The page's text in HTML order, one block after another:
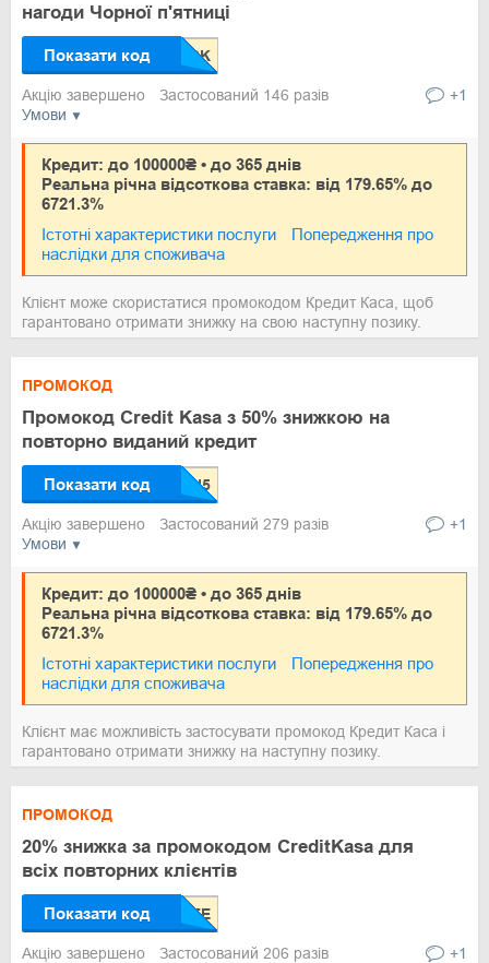
Умови
нагоди Чорної п'ятниці
Показати код
Акцію завершено Застосований 146 разів +1
Кредит: до 100000₴ • до 365 днів
Реальна річна відсоткова ставка: від 179.65% до
6721.3%
Істотні характеристики послуги
Попередження про
наслідки для споживача
Клієнт може скористатися промокодом Кредит Каса, щоб
гарантовано отримати знижку на свою наступну позику.
Умови
ПРОМОКОД
Промокод Credit Kasa з 50% знижкою на
повторно виданий кредит
Показати код
Акцію завершено Застосований 279 разів +1
Кредит: до 100000₴ • до 365 днів
Реальна річна відсоткова ставка: від 179.65% до
6721.3%
Істотні характеристики послуги
Попередження про
наслідки для споживача
Клієнт має можливість застосувати промокод Кредит Каса і
гарантовано отримати знижку на наступну позику.
ПРОМОКОД
20% знижка за промокодом CreditKasa для
всіх повторних клієнтів
Показати код
Акцію завершено Застосований 206 разів +1